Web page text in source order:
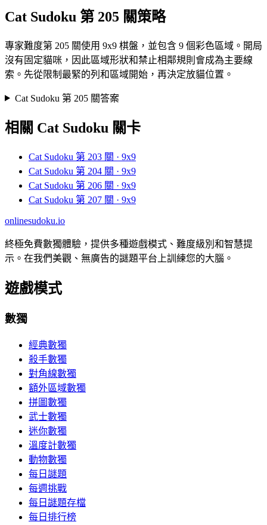
Cat Sudoku 第 205 關策略
專家難度第 205 關使用 9x9 棋盤，並包含 9 個彩色區域。開局
沒有固定貓咪，因此區域形狀和禁止相鄰規則會成為主要線
索。先從限制最緊的列和區域開始，再決定放貓位置。
Cat Sudoku 第 205 關答案
相關 Cat Sudoku 關卡
Cat Sudoku 第 203 關 · 9x9
Cat Sudoku 第 204 關 · 9x9
Cat Sudoku 第 206 關 · 9x9
Cat Sudoku 第 207 關 · 9x9
onlinesudoku.io
終極免費數獨體驗，提供多種遊戲模式、難度級別和智慧提
示。在我們美觀、無廣告的謎題平台上訓練您的大腦。
遊戲模式
數獨
經典數獨
殺手數獨
對角線數獨
額外區域數獨
拼圖數獨
武士數獨
迷你數獨
溫度計數獨
動物數獨
每日謎題
每週挑戰
每日謎題存檔
每日排行榜